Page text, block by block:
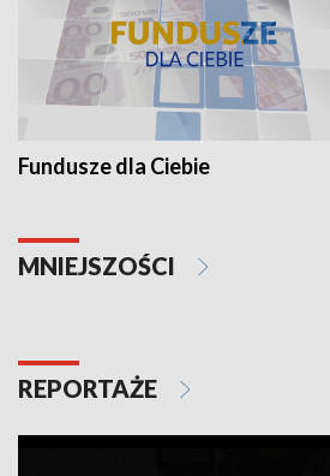
Fundusze dla Ciebie
MNIEJSZOŚCI
REPORTAŻE